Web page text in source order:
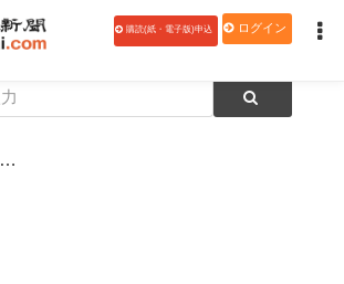
購読(紙・電子版)申込 ログイン
クレドインターナショナル、沖縄ナハナ・ホテル＆